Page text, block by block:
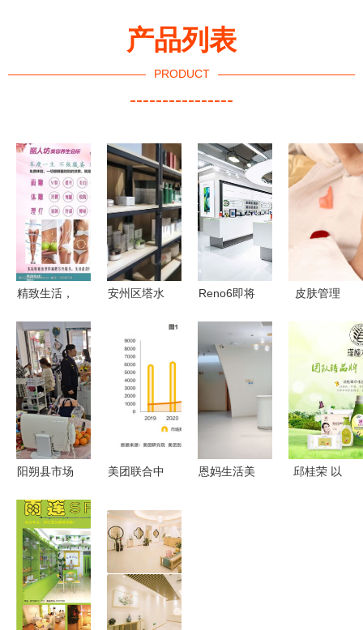
产品列表
PRODUCT
----------------
精致生活，
——生活美
容服务全面
上线
安州区塔水
开展生活美
容环节化妆
品专项检查
严把美丽消
Reno6即将
场 产品力
与服务能否
复制爆款模
式
皮肤管理
容 润芳可
带您体验非
凡专业护肤
之旅
阳朔县市场
强化生活美
容院药品安
全与医疗服
务监管
美团联合中
《2020中
国生活美容
行业发展报
告》，市场
规模超
恩妈生活美
邱桂荣 以